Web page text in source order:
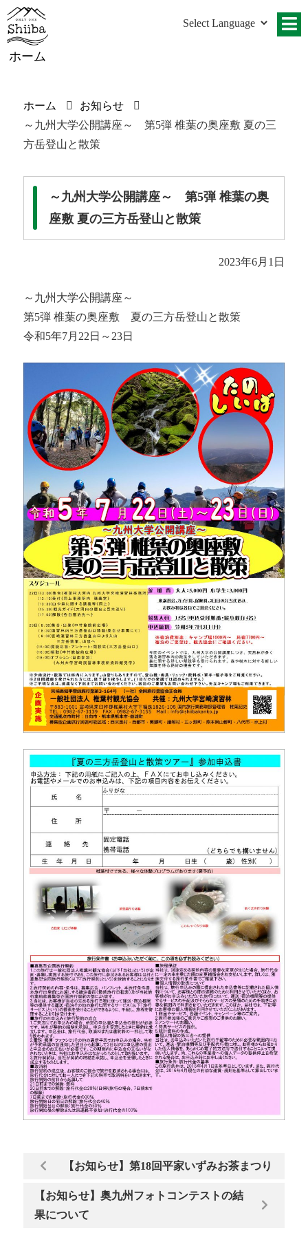
ホーム
ホーム
お知らせ
～九州大学公開講座～ 第5弾 椎葉の奥座敷 夏の三
方岳登山と散策
～九州大学公開講座～ 第5弾 椎葉の奥
座敷 夏の三方岳登山と散策
2023年6月1日
～九州大学公開講座～
第5弾 椎葉の奥座敷 夏の三方岳登山と散策
令和5年7月22日～23日
【お知らせ】第18回平家いずみお茶まつり
【お知らせ】奥九州フォトコンテストの結
果について